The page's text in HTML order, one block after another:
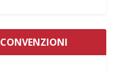
CONVENZIONI